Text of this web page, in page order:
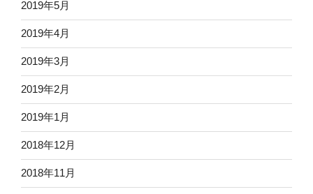
2019年5月
2019年4月
2019年3月
2019年2月
2019年1月
2018年12月
2018年11月